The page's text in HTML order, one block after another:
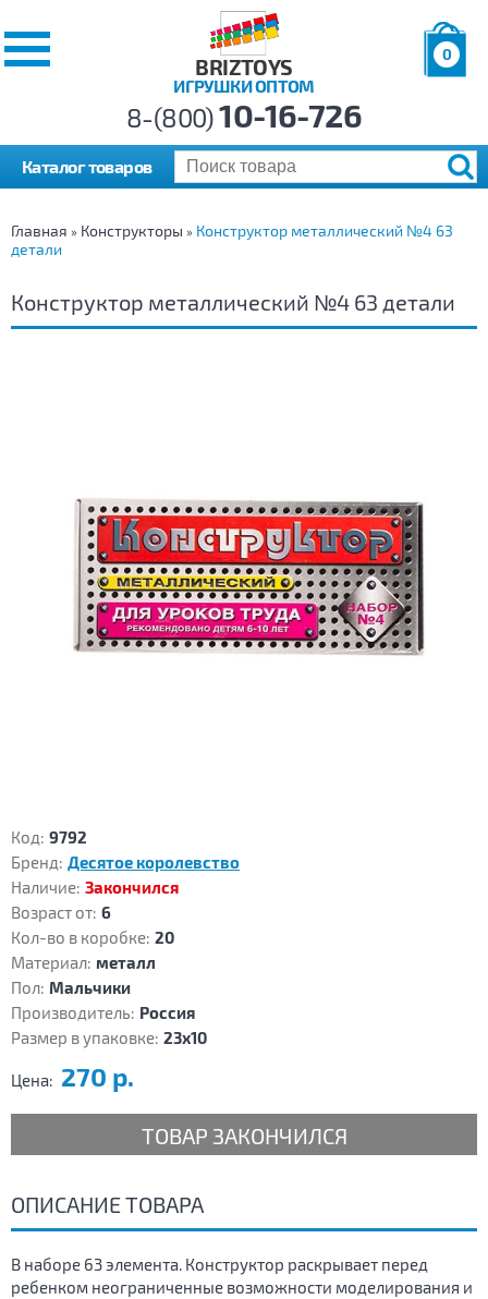
BRIZTOYS
ИГРУШКИ ОПТОМ
0
р.
8-(800)10-16-726
Каталог товаров
Главная » Конструкторы » Конструктор металлический №4 63
детали
Конструктор металлический №4 63 детали
Код: 9792
Бренд: Десятое королевство
Наличие: Закончился
Возраст от: 6
Кол-во в коробке: 20
Материал: металл
Пол: Мальчики
Производитель: Россия
Размер в упаковке: 23х10
Цена: 270 р.
ТОВАР ЗАКОНЧИЛСЯ
ОПИСАНИЕ ТОВАРА
В наборе 63 элемента. Конструктор раскрывает перед
ребенком неограниченные возможности моделирования и